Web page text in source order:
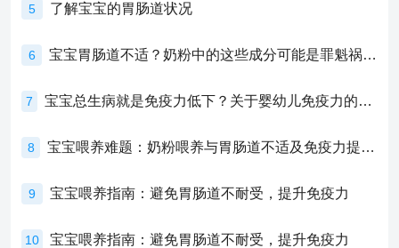
5 了解宝宝的胃肠道状况
6 宝宝胃肠道不适？奶粉中的这些成分可能是罪魁祸首！
7 宝宝总生病就是免疫力低下？关于婴幼儿免疫力的真相，家长必须了解！
8 宝宝喂养难题：奶粉喂养与胃肠道不适及免疫力提升的奥秘
9 宝宝喂养指南：避免胃肠道不耐受，提升免疫力
10 宝宝喂养指南：避免胃肠道不耐受，提升免疫力